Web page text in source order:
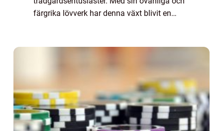
färgrika lövverk har denna växt blivit en